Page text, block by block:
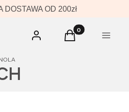
DOSTAWA OD 200zł
Zaloguj się Produkty w
Koszyk Menu